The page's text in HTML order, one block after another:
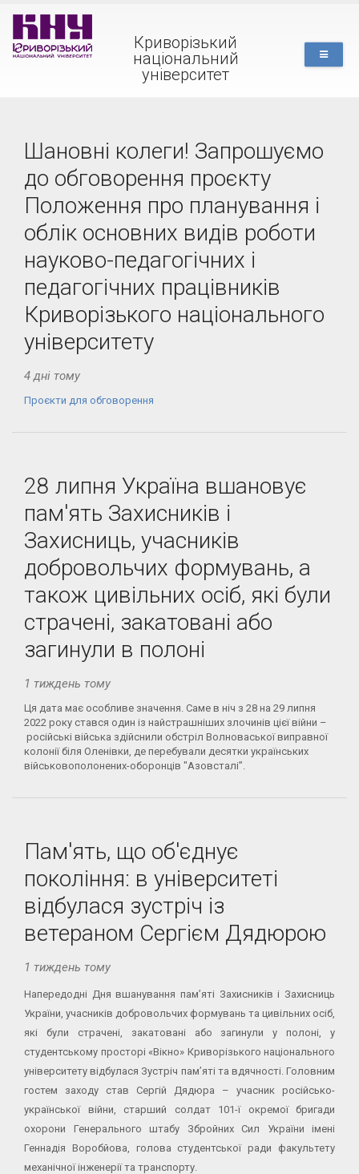
Криворізький
національний
університет
Шановні колеги! Запрошуємо
до обговорення проєкту
Положення про планування і
облік основних видів роботи
науково-педагогічних і
педагогічних працівників
Криворізького національного
університету
4 дні тому
Проєкти для обговорення
28 липня Україна вшановує
пам'ять Захисників і
Захисниць, учасників
добровольчих формувань, а
також цивільних осіб, які були
страчені, закатовані або
загинули в полоні
1 тиждень тому
Ця дата має особливе значення. Саме в ніч з 28 на 29 липня
2022 року стався один із найстрашніших злочинів цієї війни –
російські війська здійснили обстріл Волноваської виправної
колонії біля Оленівки, де перебували десятки українських
військовополонених-оборонців "Азовсталі”.
Пам'ять, що об'єднує
покоління: в університеті
відбулася зустріч із
ветераном Сергієм Дядюрою
1 тиждень тому
Напередодні Дня вшанування пам’яті Захисників і Захисниць
України, учасників добровольчих формувань та цивільних осіб,
які були страчені, закатовані або загинули у полоні, у
студентському просторі «Вікно» Криворізького національного
університету відбулася Зустріч пам’яті та вдячності. Головним
гостем заходу став Сергій Дядюра – учасник російсько-
української війни, старший солдат 101-ї окремої бригади
охорони Генерального штабу Збройних Сил України імені
Геннадія Воробйова, голова студентської ради факультету
механічної інженерії та транспорту.